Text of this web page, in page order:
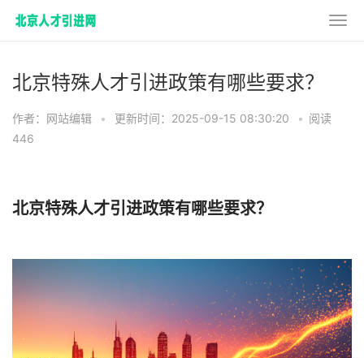
北京特殊人才引进政策有哪些要求？
作者：网站编辑 • 更新时间：2025-09-15 08:30:20 • 阅读
446
北京特殊人才引进政策有哪些要求？